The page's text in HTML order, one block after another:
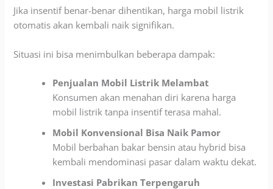
Jika insentif benar-benar dihentikan, harga mobil listrik
otomatis akan kembali naik signifikan.
Situasi ini bisa menimbulkan beberapa dampak:
Penjualan Mobil Listrik Melambat
Konsumen akan menahan diri karena harga
mobil listrik tanpa insentif terasa mahal.
Mobil Konvensional Bisa Naik Pamor
Mobil berbahan bakar bensin atau hybrid bisa
kembali mendominasi pasar dalam waktu dekat.
Investasi Pabrikan Terpengaruh